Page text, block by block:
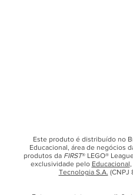
Este produto é distribuído no
Educacional, área de negócios
produtos da FIRST® LEGO®
exclusividade pelo Educacional
Tecnologia S.A. (CNPJ